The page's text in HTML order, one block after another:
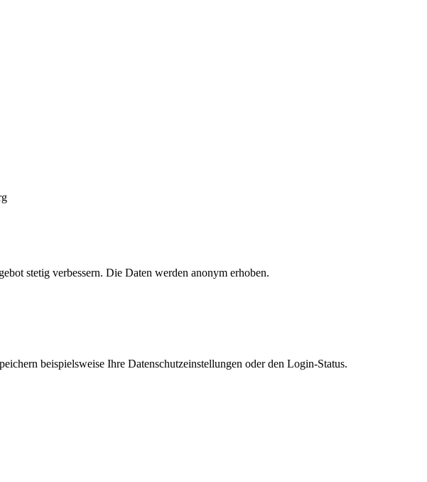
stetig verbessern. Die Daten werden anonym erhoben.
beispielsweise Ihre Datenschutzeinstellungen oder den Login-Status.